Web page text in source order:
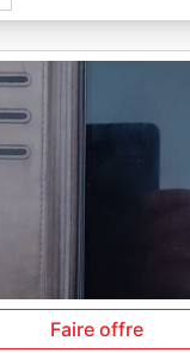
Faire offre